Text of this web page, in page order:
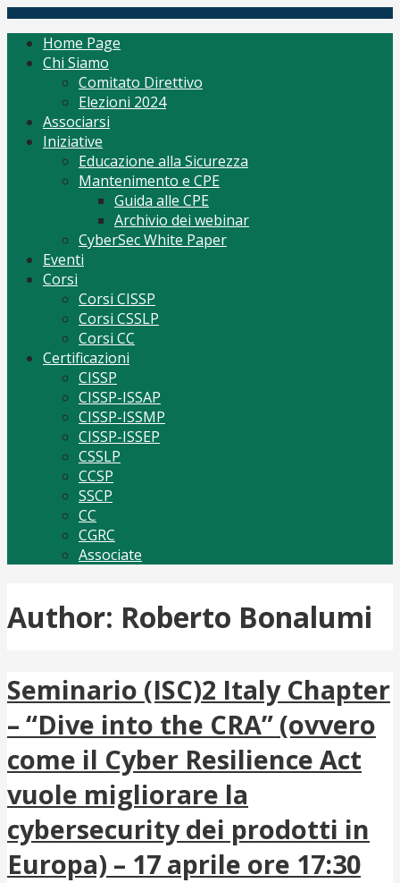
Skip
to
content
(ISC)2 Italy Chapter
Tutto per CISSP Corsi Orientamento mantenimento
Home Page
Chi Siamo
Comitato Direttivo
Elezioni 2024
Associarsi
Iniziative
Educazione alla Sicurezza
Mantenimento e CPE
Guida alle CPE
Archivio dei webinar
CyberSec White Paper
Eventi
Corsi
Corsi CISSP
Corsi CSSLP
Corsi CC
Certificazioni
CISSP
CISSP-ISSAP
CISSP-ISSMP
CISSP-ISSEP
CSSLP
CCSP
SSCP
CC
CGRC
Associate
Author: Roberto Bonalumi
Seminario (ISC)2 Italy Chapter
– “Dive into the CRA” (ovvero
come il Cyber Resilience Act
vuole migliorare la
cybersecurity dei prodotti in
Europa) – 17 aprile ore 17:30